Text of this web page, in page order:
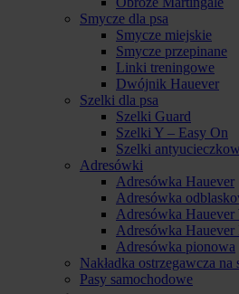
Smycze dla psa
Smycze miejskie
Smycze przepinane
Linki treningowe
Dwójnik Hauever
Szelki dla psa
Szelki Guard
Szelki Y – Easy On
Szelki
Adresówki
Adresówka Hauever
Adresówka
Adresówka Hauever
Adresówka Hauever
Adresówka pionowa
Nakładka ostrzegawcza na
Pasy samochodowe